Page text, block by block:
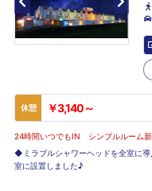
休憩 ￥3,140～
24時間いつでもIN シンプルルーム
◆ミラブルシャワーヘッドを全室に
室に設置しました♪